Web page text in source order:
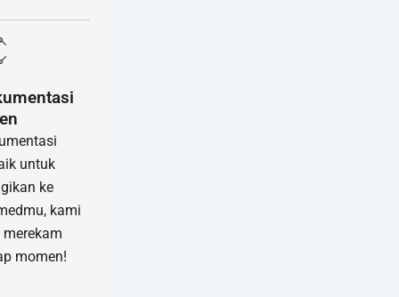
untuk
ke
kami
momen!